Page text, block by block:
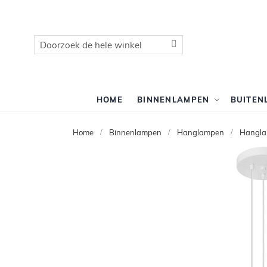
Zoek
HOME BINNENLAMPEN
Home Binnenlampen Hanglampen